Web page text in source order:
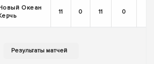
Океан
11 0 11 0